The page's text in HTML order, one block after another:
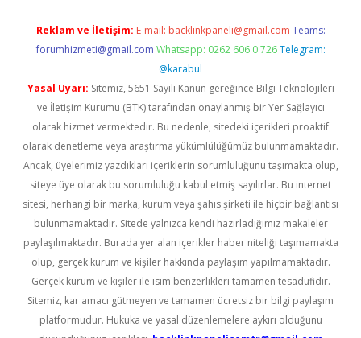
Reklam ve İletişim: E-mail: backlinkpaneli@gmail.com Teams:
forumhizmeti@gmail.com Whatsapp: 0262 606 0 726 Telegram:
@karabul
Yasal Uyarı: Sitemiz, 5651 Sayılı Kanun gereğince Bilgi Teknolojileri
ve İletişim Kurumu (BTK) tarafından onaylanmış bir Yer Sağlayıcı
olarak hizmet vermektedir. Bu nedenle, sitedeki içerikleri proaktif
olarak denetleme veya araştırma yükümlülüğümüz bulunmamaktadır.
Ancak, üyelerimiz yazdıkları içeriklerin sorumluluğunu taşımakta olup,
siteye üye olarak bu sorumluluğu kabul etmiş sayılırlar. Bu internet
sitesi, herhangi bir marka, kurum veya şahıs şirketi ile hiçbir bağlantısı
bulunmamaktadır. Sitede yalnızca kendi hazırladığımız makaleler
paylaşılmaktadır. Burada yer alan içerikler haber niteliği taşımamakta
olup, gerçek kurum ve kişiler hakkında paylaşım yapılmamaktadır.
Gerçek kurum ve kişiler ile isim benzerlikleri tamamen tesadüfidir.
Sitemiz, kar amacı gütmeyen ve tamamen ücretsiz bir bilgi paylaşım
platformudur. Hukuka ve yasal düzenlemelere aykırı olduğunu